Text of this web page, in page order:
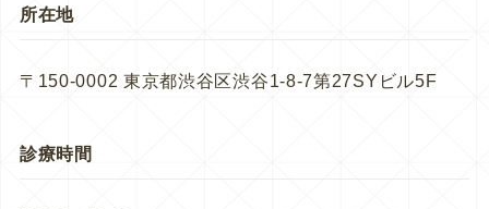
所在地
〒150-0002 東京都渋谷区渋谷1-8-7第27SYビル5F
診療時間